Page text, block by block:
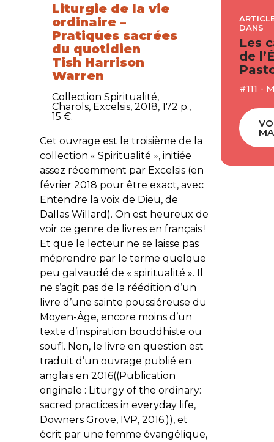
Liturgie de la vie
ordinaire –
Pratiques sacrées
du quotidien
Tish Harrison
Warren
Collection Spiritualité,
Charols, Excelsis, 2018, 172 p.,
15 €.
Cet ouvrage est le troisième de la
collection « Spiritualité », initiée
assez récemment par Excelsis (en
février 2018 pour être exact, avec
Entendre la voix de Dieu, de
Dallas Willard). On est heureux de
voir ce genre de livres en français !
Et que le lecteur ne se laisse pas
méprendre par le terme quelque
peu galvaudé de « spiritualité ». Il
ne s’agit pas de la réédition d’un
livre d’une sainte poussiéreuse du
Moyen-Âge, encore moins d’un
texte d’inspiration bouddhiste ou
soufi. Non, le livre en question est
traduit d’un ouvrage publié en
anglais en 2016((Publication
originale : Liturgy of the ordinary:
sacred practices in everyday life,
Downers Grove, IVP, 2016.)), et
écrit par une femme évangélique,
DANS
Les
de
#111 -